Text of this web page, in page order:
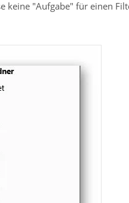
keine "Aufgabe" für einen